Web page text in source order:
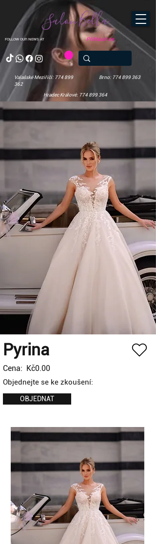
FOLLOW OUR NEWS AT
Salon Bella
Valašské Meziříčí: 774 899
362
Brno: 774 899 363
Hradec Králové: 774 899 364
Přihlásit se
Pyrina
Cena: Kč0.00
Objednejte se ke zkoušení:
OBJEDNAT